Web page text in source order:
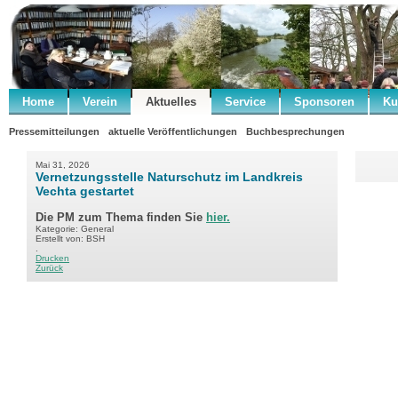
Home Verein Aktuelles Service Sponsoren
Pressemitteilungen aktuelle Veröffentlichungen Buchbesprechungen
Mai 31, 2026
Vernetzungsstelle Naturschutz im Landkreis
Vechta gestartet
Die PM zum Thema finden Sie hier.
Kategorie: General
Erstellt von: BSH
Drucken
Zurück